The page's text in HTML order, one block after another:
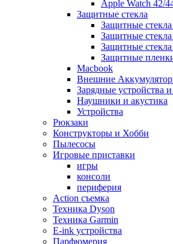
Apple Watch 42/
Защитные стекла
Защитные
Защитные стекла
Защитные
Защитные
Macbook
Внешние
Зарядные устройства
Наушники и акустика
Устройства
Рюкзаки
Конструкторы и Хобби
Пылесосы
Игровые приставки
игры
консоли
периферия
Action съемка
Техника Dyson
Техника Garmin
E-ink устройства
Парфюмерия